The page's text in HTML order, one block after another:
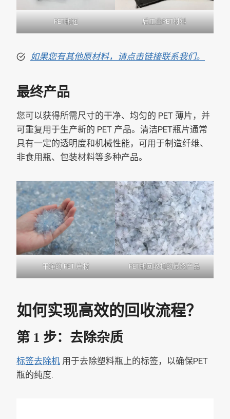
PET瓶胚 后工业PET材料
如果您有其他原材料，请点击链接联系我们。
最终产品
您可以获得所需尺寸的干净、均匀的 PET 薄片，并
可重复用于生产新的 PET 产品。清洁PET瓶片通常
具有一定的透明度和机械性能，可用于制造纤维、
非食用瓶、包装材料等多种产品。
干净的 PET 片材 PET瓶回收机的最终产品
如何实现高效的回收流程？
第 1 步：去除杂质
标签去除机 用于去除塑料瓶上的标签，以确保PET
瓶的纯度.